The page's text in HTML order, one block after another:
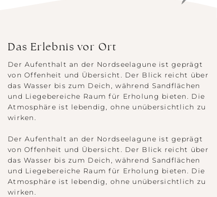
Das Erlebnis vor Ort
Der Aufenthalt an der Nordseelagune ist geprägt
von Offenheit und Übersicht. Der Blick reicht über
das Wasser bis zum Deich, während Sandflächen
und Liegebereiche Raum für Erholung bieten. Die
Atmosphäre ist lebendig, ohne unübersichtlich zu
wirken.
Der Aufenthalt an der Nordseelagune ist geprägt
von Offenheit und Übersicht. Der Blick reicht über
das Wasser bis zum Deich, während Sandflächen
und Liegebereiche Raum für Erholung bieten. Die
Atmosphäre ist lebendig, ohne unübersichtlich zu
wirken.